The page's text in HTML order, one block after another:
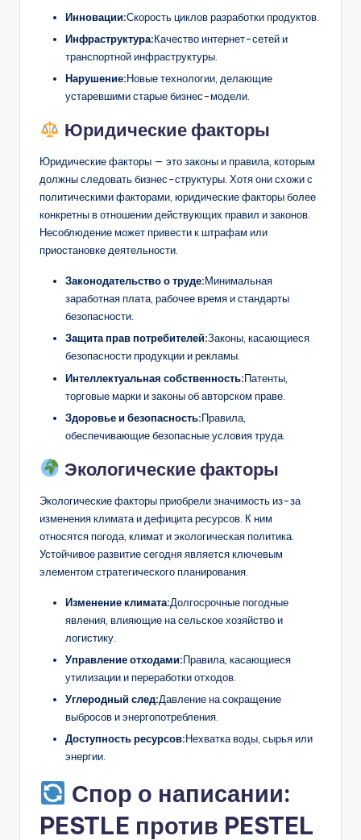
Инновации:Скорость циклов разработки продуктов.
Инфраструктура:Качество интернет-сетей и
транспортной инфраструктуры.
Нарушение:Новые технологии, делающие
устаревшими старые бизнес-модели.
Юридические факторы
Юридические факторы — это законы и правила, которым
должны следовать бизнес-структуры. Хотя они схожи с
политическими факторами, юридические факторы более
конкретны в отношении действующих правил и законов.
Несоблюдение может привести к штрафам или
приостановке деятельности.
Законодательство о труде:Минимальная
заработная плата, рабочее время и стандарты
безопасности.
Защита прав потребителей:Законы, касающиеся
безопасности продукции и рекламы.
Интеллектуальная собственность:Патенты,
торговые марки и законы об авторском праве.
Здоровье и безопасность:Правила,
обеспечивающие безопасные условия труда.
Экологические факторы
Экологические факторы приобрели значимость из-за
изменения климата и дефицита ресурсов. К ним
относятся погода, климат и экологическая политика.
Устойчивое развитие сегодня является ключевым
элементом стратегического планирования.
Изменение климата:Долгосрочные погодные
явления, влияющие на сельское хозяйство и
логистику.
Управление отходами:Правила, касающиеся
утилизации и переработки отходов.
Углеродный след:Давление на сокращение
выбросов и энергопотребления.
Доступность ресурсов:Нехватка воды, сырья или
энергии.
Спор о написании:
PESTLE против PESTEL